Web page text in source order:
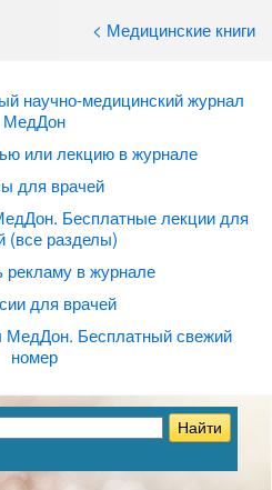
< Медицинские книги
научно-медицинский журнал
МедДон
или лекцию в журнале
для врачей
Бесплатные лекции для
(все разделы)
рекламу в журнале
для врачей
МедДон. Бесплатный свежий
номер